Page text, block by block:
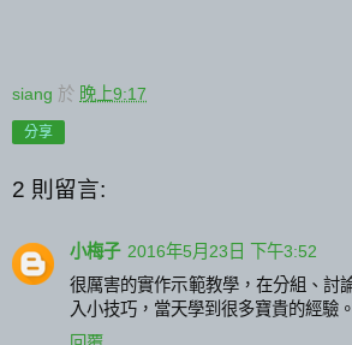
siang 於 晚上9:17
分享
2 則留言:
小梅子 2016年5月23日 下午3:52
很厲害的實作示範教學，在分組、討
入小技巧，當天學到很多寶貴的經驗。